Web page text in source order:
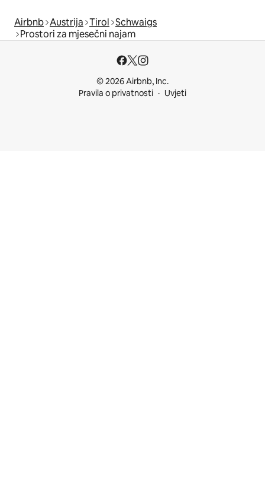
Airbnb Austrija Tirol Schwaigs
Prostori za mjesečni najam
© 2026 Airbnb, Inc.
Pravila o privatnosti
Uvjeti